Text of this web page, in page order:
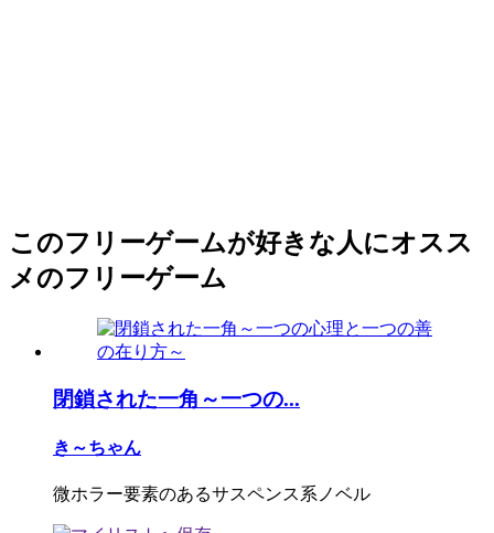
このフリーゲームが好きな人にオスス
メのフリーゲーム
閉鎖された一角～一つの...
き～ちゃん
微ホラー要素のあるサスペンス系ノベル